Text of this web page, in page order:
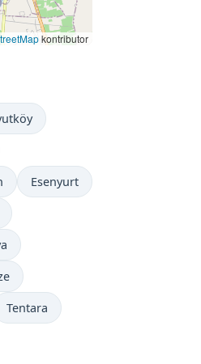
kontributor
Esenyurt
Tentara